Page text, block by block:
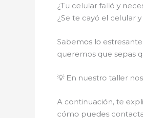
¿Tu celular falló y
¿Se te cayó el celular
Sabemos lo
queremos que sepas
💡 En nuestro taller
A continuación, te
cómo puedes